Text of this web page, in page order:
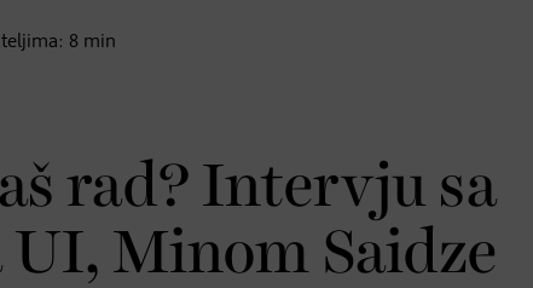
8 min
rad? Intervju sa
Minom Saidze